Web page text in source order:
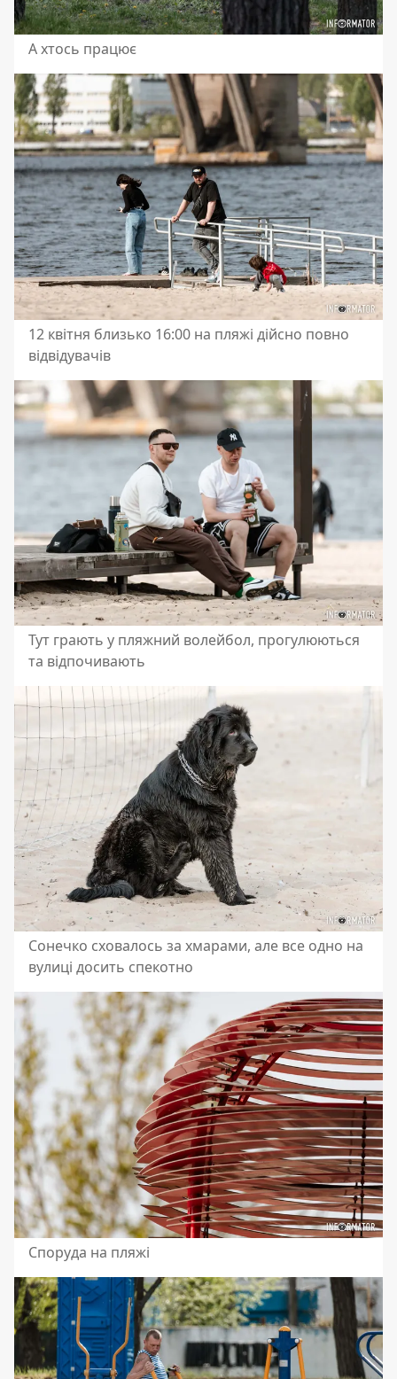
А хтось працює
12 квітня близько 16:00 на пляжі дійсно повно
відвідувачів
Тут грають у пляжний волейбол, прогулюються
та відпочивають
Сонечко сховалось за хмарами, але все одно на
вулиці досить спекотно
Споруда на пляжі